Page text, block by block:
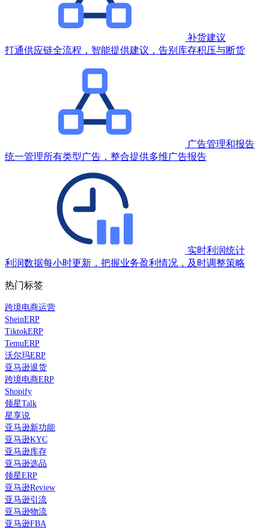
补货建议
打通供应链全流程，智能提供建议，告别库存积压与断货
广告管理和报告
统一管理所有类型广告，整合提供多维广告报告
实时利润统计
利润数据每小时更新，把握业务盈利情况，及时调整策略
热门标签
跨境电商运营
SheinERP
TiktokERP
TemuERP
沃尔玛ERP
亚马逊退货
跨境电商ERP
Shopify
领星Talk
星享说
亚马逊新功能
亚马逊KYC
亚马逊库存
亚马逊选品
领星ERP
亚马逊Review
亚马逊引流
亚马逊物流
亚马逊FBA